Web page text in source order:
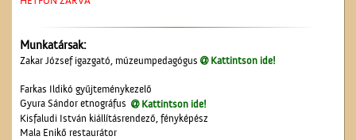
Munkatársak:
Zakar József igazgató, múzeumpedagógus Kattintson ide!
Farkas Ildikó gyűjteménykezelő
Gyura Sándor etnográfus
Kattintson ide!
Kisfaludi István kiállításrendező, fényképész
Mala Enikő restaurátor